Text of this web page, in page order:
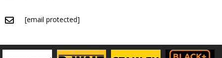
[email protected]